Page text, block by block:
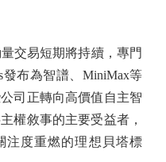
易短期將持續，專門
布為智譜、MiniMax等
司正轉向高價值自主智
權敘事的主要受益者，
注度重燃的理想貝塔標